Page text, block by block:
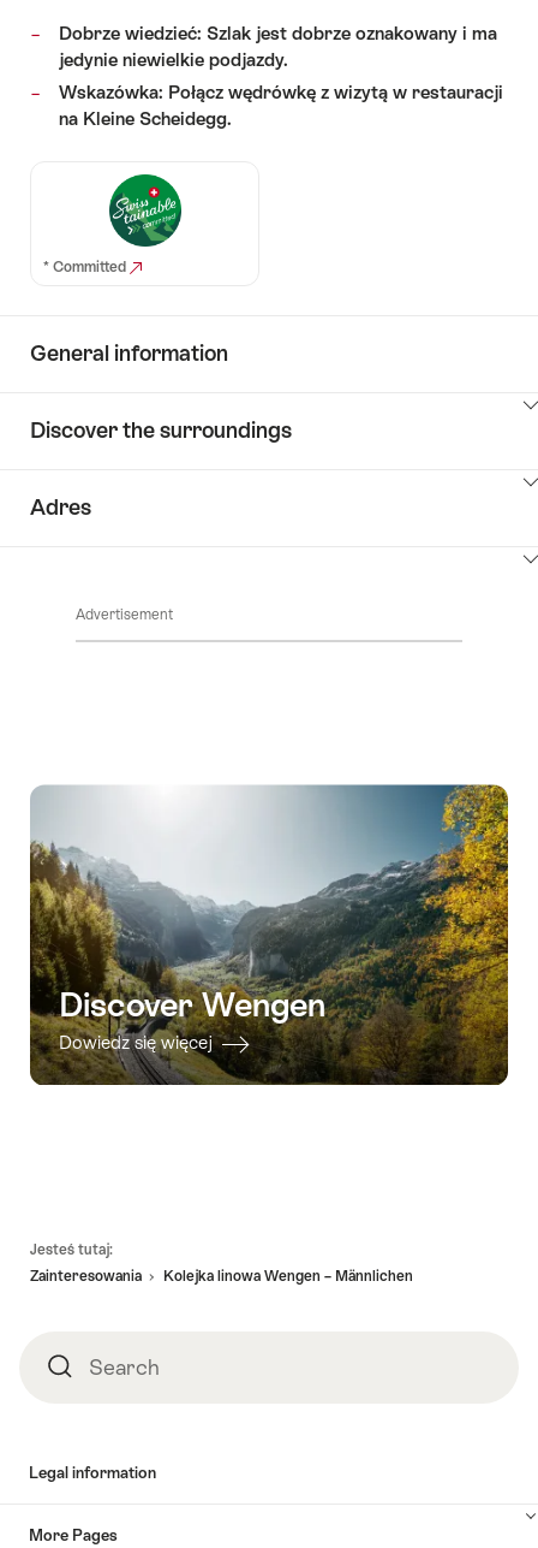
Dobrze wiedzieć: Szlak jest dobrze oznakowany i ma
jedynie niewielkie podjazdy.
Wskazówka: Połącz wędrówkę z wizytą w restauracji
na Kleine Scheidegg.
* Committed
General information
ClickToViewContent
Discover the surroundings
Adres
Advertisement
Discover Wengen
Dowiedz się więcej
Jesteś tutaj:
Zainteresowania
Kolejka linowa Wengen – Männlichen
SearchSearch
Legal information
More Pages